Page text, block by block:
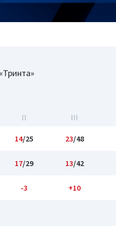
II III
14/25 23/48
17/29 13/42
-3 +10